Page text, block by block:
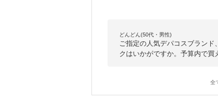
どんどん(50代・男性)
ご指定の人気デパコスブラン
クはいかがですか。予算内で
全